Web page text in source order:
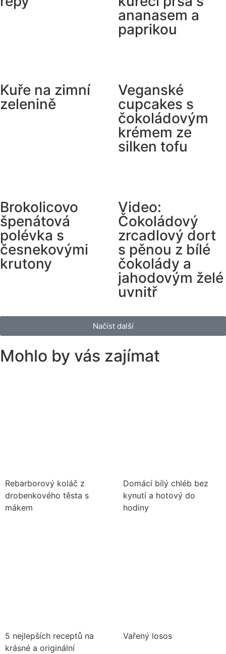
ananasem a
paprikou
Kuře na zimní
zelenině
Veganské
cupcakes s
čokoládovým
krémem ze
silken tofu
Brokolicovo
špenátová
polévka s
česnekovými
krutony
Video:
Čokoládový
zrcadlový dort
s pěnou z bílé
čokolády a
jahodovým želé
uvnitř
Načíst další
Mohlo by vás zajímat
Rebarborový koláč z
drobenkového těsta s
mákem
Domácí bílý chléb bez
kynutí a hotový do
hodiny
5 nejlepších receptů na
krásné a originální
Vařený losos